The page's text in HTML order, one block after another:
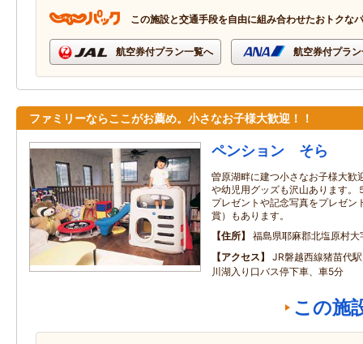
この施設と交通手段を自由に組み合わせたおトクな
航空券付プラン一覧へ 航空券付プラ
ファミリーならここがお薦め。小さなお子様大歓迎！！
ペンション そら
曽原湖畔に建つ小さなお子様大歓
や幼児用グッズも沢山あります。
プレゼントや記念写真をプレゼン
賞）もあります。
住所
福島県耶麻郡北塩原村
アクセス
JR磐越西線猪苗代
川湖入り口バス停下車、車5分
この施